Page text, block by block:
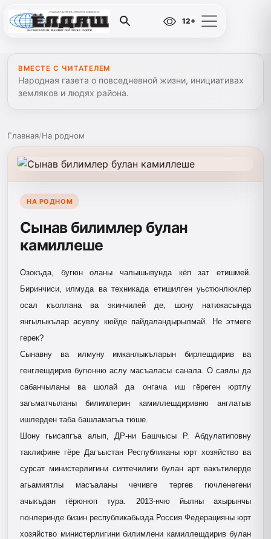
12+
ВМЕСТЕ С ЧИТАТЕЛЕМ
Народная газета о повседневной жизни, инициативах
земляков и людях района.
Главная/На родном
НА РОДНОМ
Сынав билимлер булан
камиллеше
Озокъда, бугюн оланы чалышывунда кёп зат етишмей.
Биринчиси, илмуда ва техникада етишилген уьс­тюнлюклер
осал къоллана ва экинчилей де, шону натижасында
янгылыкълар асувлу кюйде пайдаландырылмай. Не этмеге
герек?
Сынавну ва илмуну имканлыкъларын бирлешдирив ва
генглешдирив бугюнню аслу масъаласы санала. О саялы да
сабанчыланы ва шолай да онгача иш гёреген юртлу
загьматчыланы билимлерин камиллешдиривню англатыв
ишлерден таба башламагъа тюше.
Шону гьисапгъа алып, ДР-ни Башчысы Р. Абдулатиповну
таклифине гёре Дагъыстан Республиканы юрт хозяйство ва
сурсат минис­терлигини сиптечилиги булан арт вакътилерде
агьамиятлы масъаланы чечивге тергев гючленегени
ачыкъдан гёрюнюп тура. 2013-нчю йылны ахырынчы
гюнлеринде бизин респуб­ликабызда Россия Федерацияны юрт
хозяйство министерлигини билимлени камиллешдирив булан